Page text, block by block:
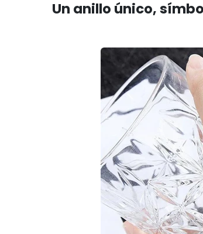
Un anillo único,